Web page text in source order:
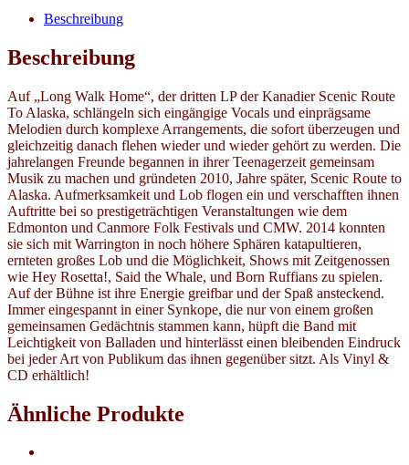
Walk
Menge
Beschreibung
Beschreibung
Auf „Long Walk Home“, der dritten LP der Kanadier Scenic Route
To Alaska, schlängeln sich eingängige Vocals und einprägsame
Melodien durch komplexe Arrangements, die sofort überzeugen und
gleichzeitig danach flehen wieder und wieder gehört zu werden. Die
jahrelangen Freunde begannen in ihrer Teenagerzeit gemeinsam
Musik zu machen und gründeten 2010, Jahre später, Scenic Route to
Alaska. Aufmerksamkeit und Lob flogen ein und verschafften ihnen
Auftritte bei so prestigeträchtigen Veranstaltungen wie dem
Edmonton und Canmore Folk Festivals und CMW. 2014 konnten
sie sich mit Warrington in noch höhere Sphären katapultieren,
ernteten großes Lob und die Möglichkeit, Shows mit Zeitgenossen
wie Hey Rosetta!, Said the Whale, und Born Ruffians zu spielen.
Auf der Bühne ist ihre Energie greifbar und der Spaß ansteckend.
Immer eingespannt in einer Synkope, die nur von einem großen
gemeinsamen Gedächtnis stammen kann, hüpft die Band mit
Leichtigkeit von Balladen und hinterlässt einen bleibenden Eindruck
bei jeder Art von Publikum das ihnen gegenüber sitzt. Als Vinyl &
CD erhältlich!
Ähnliche Produkte